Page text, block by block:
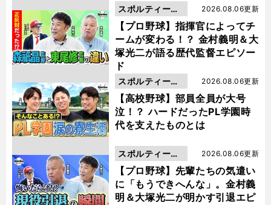
【プロ野球】指揮官によってチ
ームが変わる！？ 金村義明＆大
塚光二が語る歴代監督エピソー
ド
2026.08.06更新
スポルティーバ
動画
【高校野球】部員全員が大号
泣！？ ハードだったPL学園時
代を支えたものとは
2026.08.06更新
スポルティーバ
動画
【プロ野球】先輩たちの気遣い
に「もうできへんな」。金村義
明＆大塚光二が明かす引退エピ
2026.08.06更新
スポルティーバ
動画